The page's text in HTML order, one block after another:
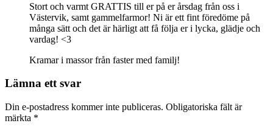
Stort och varmt GRATTIS till er på er årsdag från oss i
Västervik, samt gammelfarmor! Ni är ett fint föredöme på
många sätt och det är härligt att få följa er i lycka, glädje och
vardag! <3
Kramar i massor från faster med familj!
Lämna ett svar
Din e-postadress kommer inte publiceras. Obligatoriska fält är
märkta *